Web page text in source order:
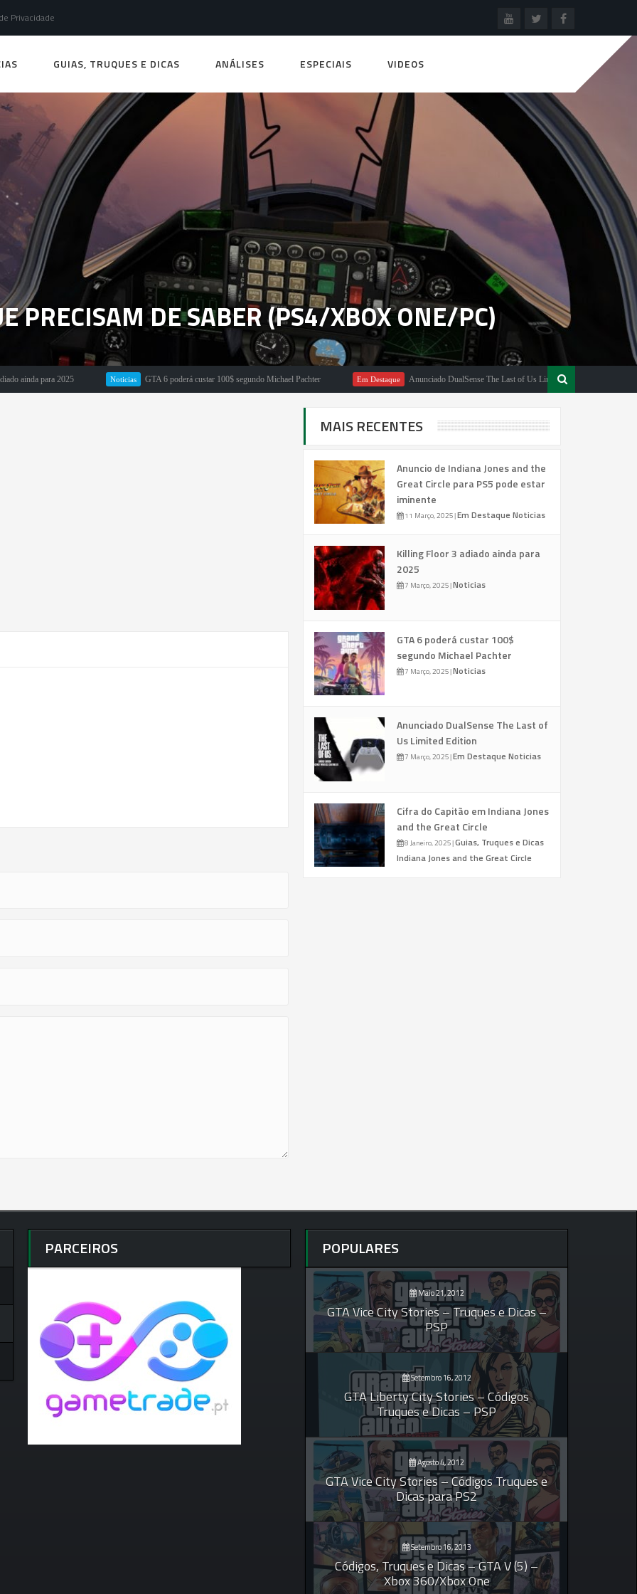
Privacidade
GUIAS, TRUQUES E DICAS ANÁLISES ESPECIAIS VIDEOS
PRECISAM DE SABER (PS4/XBOX ONE/PC)
para 2025 GTA 6 poderá custar 100$ segundo Michael Pachter Em Destaque Anunciado DualSense The Last of Us Limited Edition
MAIS RECENTES
Anuncio de Indiana Jones and the
Great Circle para PS5 pode estar
iminente
11 Março, 2025|Em Destaque Noticias
Killing Floor 3 adiado ainda para
2025
7 Março, 2025|Noticias
GTA 6 poderá custar 100$
segundo Michael Pachter
7 Março, 2025|Noticias
Anunciado DualSense The Last of
Us Limited Edition
7 Março, 2025|Em Destaque Noticias
Cifra do Capitão em Indiana Jones
and the Great Circle
8 Janeiro, 2025|Guias, Truques e Dicas
Indiana Jones and the Great Circle
PARCEIROS POPULARES
Maio 21, 2012
GTA Vice City Stories – Truques e Dicas –
PSP
Setembro 16, 2012
GTA Liberty City Stories – Códigos
Truques e Dicas – PSP
Agosto 4, 2012
GTA Vice City Stories – Códigos Truques e
Dicas para PS2
Setembro 16, 2013
Códigos, Truques e Dicas – GTA V (5) –
Xbox 360/Xbox One